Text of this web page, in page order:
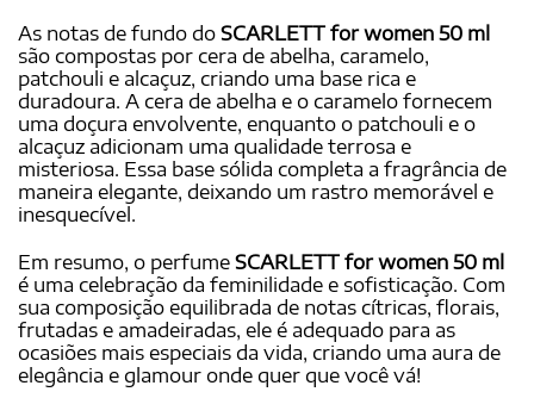
As notas de fundo do SCARLETT for women 50 ml
são compostas por cera de abelha, caramelo,
patchouli e alcaçuz, criando uma base rica e
duradoura. A cera de abelha e o caramelo fornecem
uma doçura envolvente, enquanto o patchouli e o
alcaçuz adicionam uma qualidade terrosa e
misteriosa. Essa base sólida completa a fragrância de
maneira elegante, deixando um rastro memorável e
inesquecível.
Em resumo, o perfume SCARLETT for women 50 ml
é uma celebração da feminilidade e sofisticação. Com
sua composição equilibrada de notas cítricas, florais,
frutadas e amadeiradas, ele é adequado para as
ocasiões mais especiais da vida, criando uma aura de
elegância e glamour onde quer que você vá!